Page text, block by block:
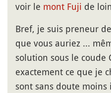
voir le mont Fuji de
Bref, je suis preneur
que vous auriez ...
solution sous le coude
exactement ce que je
sont sans doute